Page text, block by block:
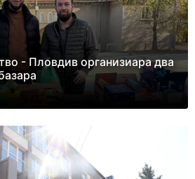
- Пловдив организиара два